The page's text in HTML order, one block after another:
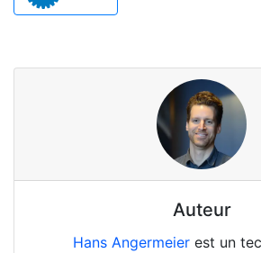
Auteur
Hans Angermeierest un